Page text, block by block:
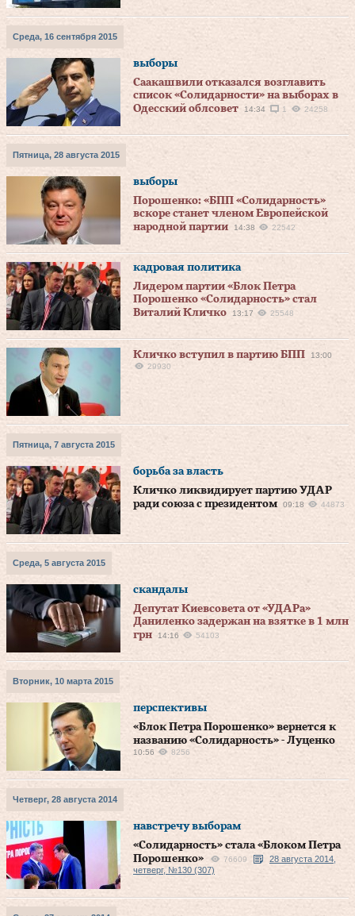
Среда, 16 сентября 2015
выборы
Саакашвили отказался возглавить
список «Солидарности» на выборах в
Одесский облсовет
14:34 1 24258
Пятница, 28 августа 2015
выборы
Порошенко: «БПП «Солидарность»
вскоре станет членом Европейской
народной партии
14:38 22542
кадровая политика
Лидером партии «Блок Петра
Порошенко «Солидарность» стал
Виталий Кличко
13:17 25548
Кличко вступил в партию БПП
13:00
29930
Пятница, 7 августа 2015
борьба за власть
Кличко ликвидирует партию УДАР
ради союза с президентом
09:18 44873
Среда, 5 августа 2015
скандалы
Депутат Киевсовета от «УДАРа»
Даниленко задержан на взятке в 1 млн
грн
14:16 54103
Вторник, 10 марта 2015
перспективы
«Блок Петра Порошенко» вернется к
названию «Солидарность» - Луценко
10:56 8256
Четверг, 28 августа 2014
навстречу выборам
«Солидарность» стала «Блоком Петра
Порошенко»
76609
28 августа 2014,
четверг, №130 (307)